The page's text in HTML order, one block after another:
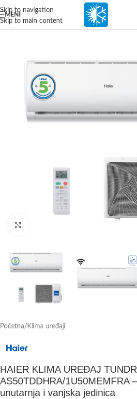
content
Skip to navigation
Skip to main content
MENI
Početna/ Klima uređaji
HAIER KLIMA UREĐAJ
AS50TDDHRA/1U50MEMFRA
unutarnja i vanjska jedinica